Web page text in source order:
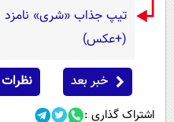
(+عکس)
خبر بعد نظرات
اشتراک گذاری :